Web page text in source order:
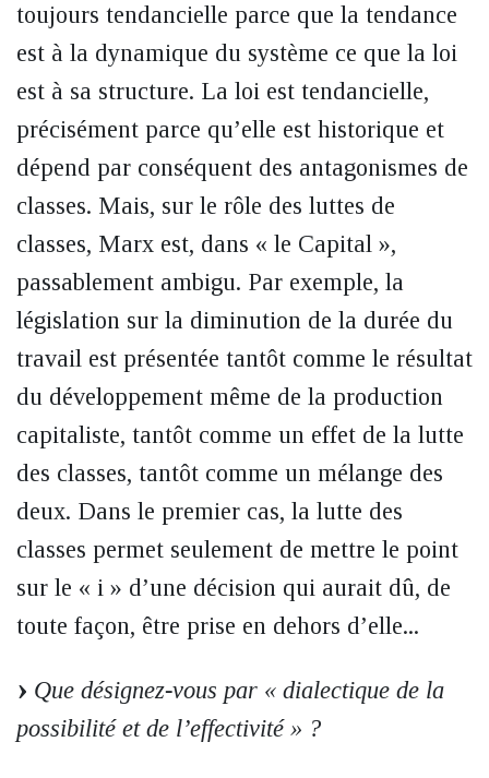
toujours tendancielle parce que la tendance
est à la dynamique du système ce que la loi
est à sa structure. La loi est tendancielle,
précisément parce qu’elle est historique et
dépend par conséquent des antagonismes de
classes. Mais, sur le rôle des luttes de
classes, Marx est, dans « le Capital »,
passablement ambigu. Par exemple, la
législation sur la diminution de la durée du
travail est présentée tantôt comme le résultat
du développement même de la production
capitaliste, tantôt comme un effet de la lutte
des classes, tantôt comme un mélange des
deux. Dans le premier cas, la lutte des
classes permet seulement de mettre le point
sur le « i » d’une décision qui aurait dû, de
toute façon, être prise en dehors d’elle...
Que désignez-vous par « dialectique de la
possibilité et de l’effectivité » ?